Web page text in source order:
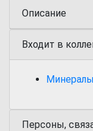
Описание
Входит в
Персоны,